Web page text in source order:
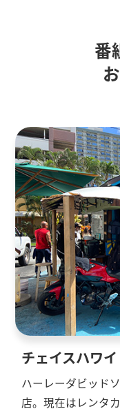
番
チェイスハワ
ハーレーダビッド
店。現在はレンタ